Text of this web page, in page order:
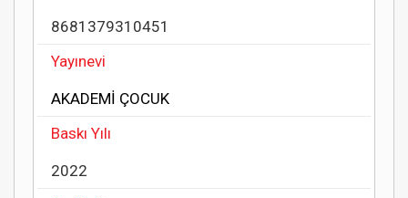
8681379310451
Yayınevi
AKADEMİ ÇOCUK
Baskı Yılı
2022